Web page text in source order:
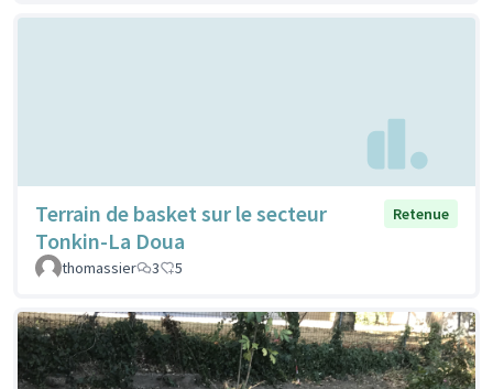
Terrain de basket sur le secteur
Tonkin-La Doua
Retenue
thomassier 3 5